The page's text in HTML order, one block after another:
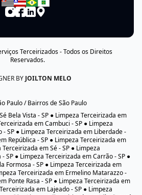
Terceirizados- Todos os Direitos
Reservados.
BY JOILTON MELO
Paulo / Bairros de São Paulo
Bela Vista - SP ● Limpeza Terceirizada em
em Cambuci - SP ● Limpeza
SP ● Limpeza Terceirizada em Liberdade -
República - SP ● Limpeza Terceirizada em
em Sé - SP ● Limpeza
SP ● Limpeza Terceirizada em Carrão - SP ●
Formosa - SP ● Limpeza Terceirizada em
Terceirizada em Ermelino Matarazzo -
Ponte Rasa - SP ● Limpeza Terceirizada em
em Lajeado - SP ● Limpeza